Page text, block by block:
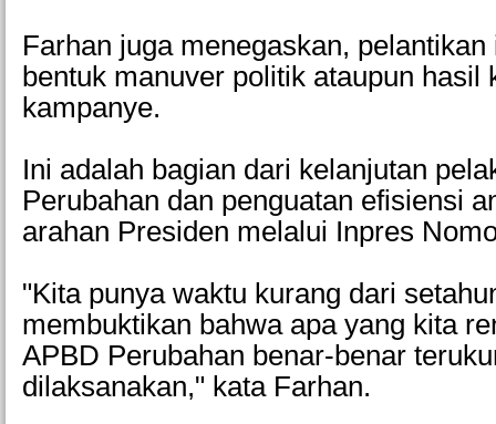
Farhan juga menegaskan, pelantikan
bentuk manuver politik ataupun hasil
kampanye.
Ini adalah bagian dari kelanjutan
Perubahan dan penguatan efisiensi
arahan Presiden melalui Inpres
"Kita punya waktu kurang dari
membuktikan bahwa apa yang kita
APBD Perubahan benar-benar
dilaksanakan," kata Farhan.